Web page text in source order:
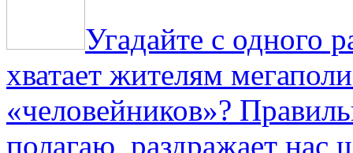
Угадайте с одного
хватает жителям
«человейников»?
полагаю, раздражает нас